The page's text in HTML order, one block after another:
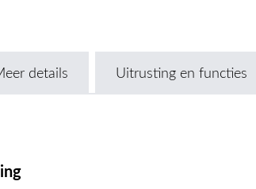
details Uitrusting en functies